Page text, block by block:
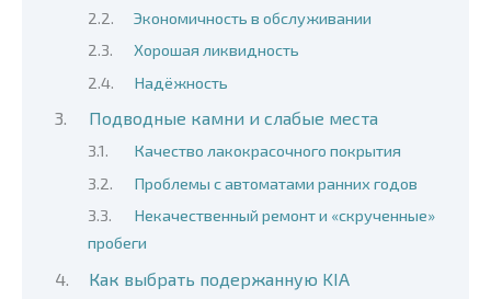
Экономичность в обслуживании
Хорошая ликвидность
Надёжность
Подводные камни и слабые места
Качество лакокрасочного покрытия
Проблемы с автоматами ранних годов
Некачественный ремонт и «скрученные»
пробеги
Как выбрать подержанную KIA